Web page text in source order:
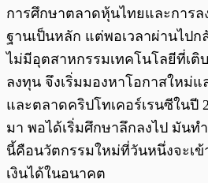
การศึกษาตลาดหุ้นไทยและการ
ฐานเป็นหลัก แต่พอเวลาผ่านไปก
ไม่มีอุตสาหกรรมเทคโนโลยีที่เติ
ลงทุน จึงเริ่มมองหาโอกาสใหม่แ
และตลาดคริปโทเคอร์เรนซีในปี
มา พอได้เริ่มศึกษาลึกลงไป มันท
นี้คือนวัตกรรมใหม่ที่วันหนึ่งจะเ
เงินได้ในอนาคต